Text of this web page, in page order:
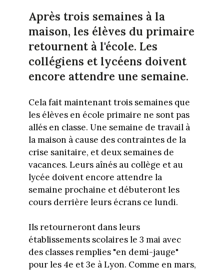
Après trois semaines à la
maison, les élèves du primaire
retournent à l'école. Les
collégiens et lycéens doivent
encore attendre une semaine.
Cela fait maintenant trois semaines que
les élèves en école primaire ne sont pas
allés en classe. Une semaine de travail à
la maison à cause des contraintes de la
crise sanitaire, et deux semaines de
vacances. Leurs aînés au collège et au
lycée doivent encore attendre la
semaine prochaine et débuteront les
cours derrière leurs écrans ce lundi.
Ils retourneront dans leurs
établissements scolaires le 3 mai avec
des classes remplies "en demi-jauge"
pour les 4e et 3e à Lyon. Comme en mars,